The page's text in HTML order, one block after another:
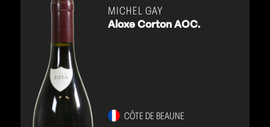
MICHEL GAY
Aloxe Corton AOC.
CÔTE DE BEAUNE